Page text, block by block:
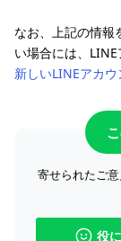
なお、上記の情報
い場合には、LINE
新しいLINEアカ
寄せられたご
役